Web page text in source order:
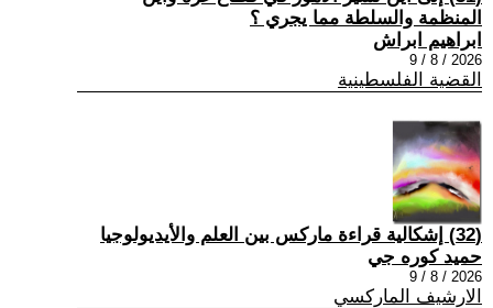
المنظمة والسلطة مما يجري ؟
ابراهيم ابراش
2026 / 8 / 9
القضية الفلسطينية
(32) إشكالية قراءة ماركس بين العلم والأيديولوجيا
حميد كوره جي
2026 / 8 / 9
الارشيف الماركسي